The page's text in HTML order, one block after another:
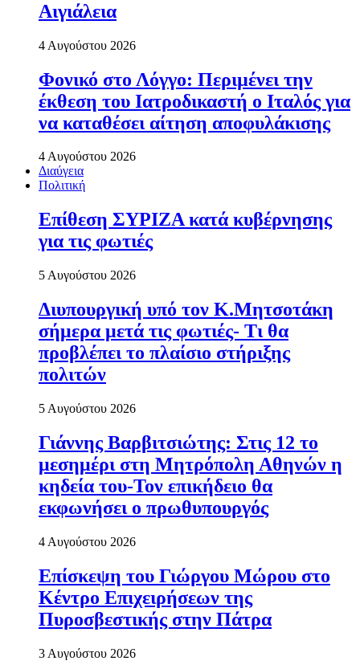
Αιγιάλεια
4 Αυγούστου 2026
Φονικό στο Λόγγο: Περιµένει την
έκθεση του Ιατροδικαστή ο Ιταλός για
να καταθέσει αίτηση αποφυλάκισης
4 Αυγούστου 2026
Διαύγεια
Πολιτική
Επίθεση ΣΥΡΙΖΑ κατά κυβέρνησης
για τις φωτιές
5 Αυγούστου 2026
Διυπουργική υπό τον Κ.Μητσοτάκη
σήμερα μετά τις φωτιές- Τι θα
προβλέπει το πλαίσιο στήριξης
πολιτών
5 Αυγούστου 2026
Γιάννης Βαρβιτσιώτης: Στις 12 το
μεσημέρι στη Μητρόπολη Αθηνών η
κηδεία του-Τον επικήδειο θα
εκφωνήσει ο πρωθυπουργός
4 Αυγούστου 2026
Επίσκεψη του Γιώργου Μώρου στο
Κέντρο Επιχειρήσεων της
Πυροσβεστικής στην Πάτρα
3 Αυγούστου 2026